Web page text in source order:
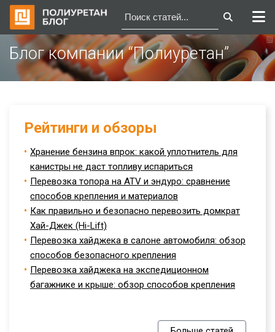
Перейти
содержимому
Блог компании “Полиуретан”
Рейтинги и обзоры
Хранение бензина впрок: какой уплотнитель для
канистры не даст топливу испариться
Перевозка топора на ATV и эндуро: сравнение
способов крепления и материалов
Как правильно и безопасно перевозить домкрат
Хай-Джек (Hi-Lift)
Перевозка хайджека в салоне автомобиля: обзор
способов безопасного крепления
Перевозка хайджека на экспедиционном
багажнике и крыше: обзор способов крепления